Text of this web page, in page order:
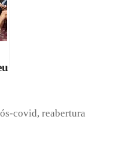
covid,reabertura